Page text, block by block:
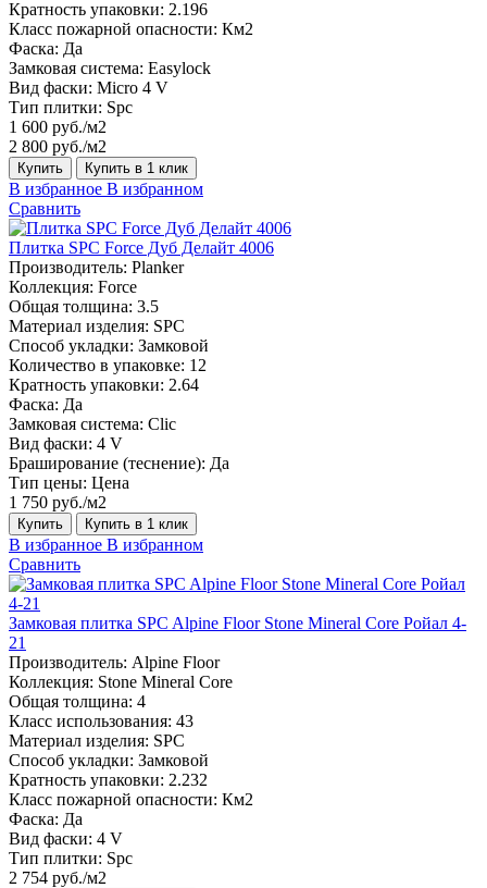
Кратность упаковки: 2.196
Класс пожарной опасности: Км2
Фаска: Да
Замковая система: Easylock
Вид фаски: Micro 4 V
Тип плитки: Spc
1 600 руб./м2
2 800 руб./м2
Купить Купить в 1 клик
В избранное В избранном
Сравнить
Плитка SPC Force Дуб Делайт 4006
Производитель: Planker
Коллекция: Force
Общая толщина: 3.5
Материал изделия: SPC
Способ укладки: Замковой
Количество в упаковке: 12
Кратность упаковки: 2.64
Фаска: Да
Замковая система: Сlic
Вид фаски: 4 V
Браширование (теснение): Да
Тип цены: Цена
1 750 руб./м2
Купить Купить в 1 клик
В избранное В избранном
Сравнить
Замковая плитка SPC Alpine Floor Stone Mineral Core Ройал 4-
21
Производитель: Alpine Floor
Коллекция: Stone Mineral Core
Общая толщина: 4
Класс использования: 43
Материал изделия: SPC
Способ укладки: Замковой
Кратность упаковки: 2.232
Класс пожарной опасности: Км2
Фаска: Да
Вид фаски: 4 V
Тип плитки: Spc
2 754 руб./м2